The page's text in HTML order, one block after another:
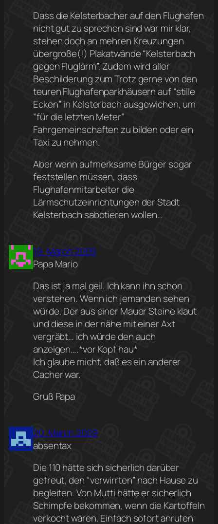
Dass die Kelsterbacher auf den Flughafen
nicht gut zu sprechen sind war mir klar,
stehen doch an mehren Kreuzungen
übergroße(!) Plakatwände “Kelsterbach
gegen Fluglärm”. Zudem wird aller
Beschilderung zum Trotz gerne von den
teuren Flughafenparkhäusern auf “stille
Ecken” in Kelsterbach ausgewichen, um
“für die letzten Meter”
Fahrgemeinschaften zu bilden oder ein
Taxi zu nehmen.
Aber wenn aufmerksame Bürger sogar
feststellen müssen, dass
Flughafenmitarbeiter die
Lärmschutzeinrichtungen der Stadt
Kelsterbach sabotieren wollen…
19. March 2009
Papa Mario
Das ist ja mal geil. Ich kann ihn schon
verstehen. Wenn ich jemanden sehen
würde. Der aus einer Mauer Steine klaut
und diese in der nähe mit einer Axt
vergräbt… ich würde den auch
anzeigen….*vor Kopf hau*
Ich glaube micht, daß es ein anderer
Cacher war.
Gruß Papa
20. March 2009
absentax
Die 110 hätte sich sicherlich darüber
gefreut, den “verwirrten” nach Hause zu
begleiten. Von Mutti hätte er sicherlich
Schimpfe bekommen, wenn die Kartoffeln
verkocht wären. Einfach sofort anrufen